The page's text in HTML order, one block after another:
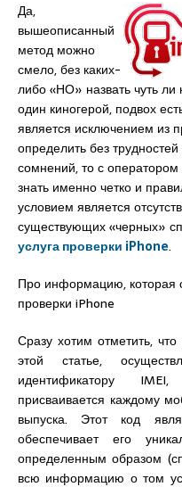
Да,
вышеописанный
метод можно
смело, без каких-
либо «НО» назвать чуть
один киногерой, подвох
является исключением из
определить без
сомнений, то с
знать именно четко и
условием является
существующих «черных»
услуга проверки iPhone.
Про информацию, которая
проверки iPhone
Сразу хотим отметить,
этой статье,
идентификатору
присваивается каждому
выпуска. Этот код
обеспечивает его
определенным образом
всю информацию о том